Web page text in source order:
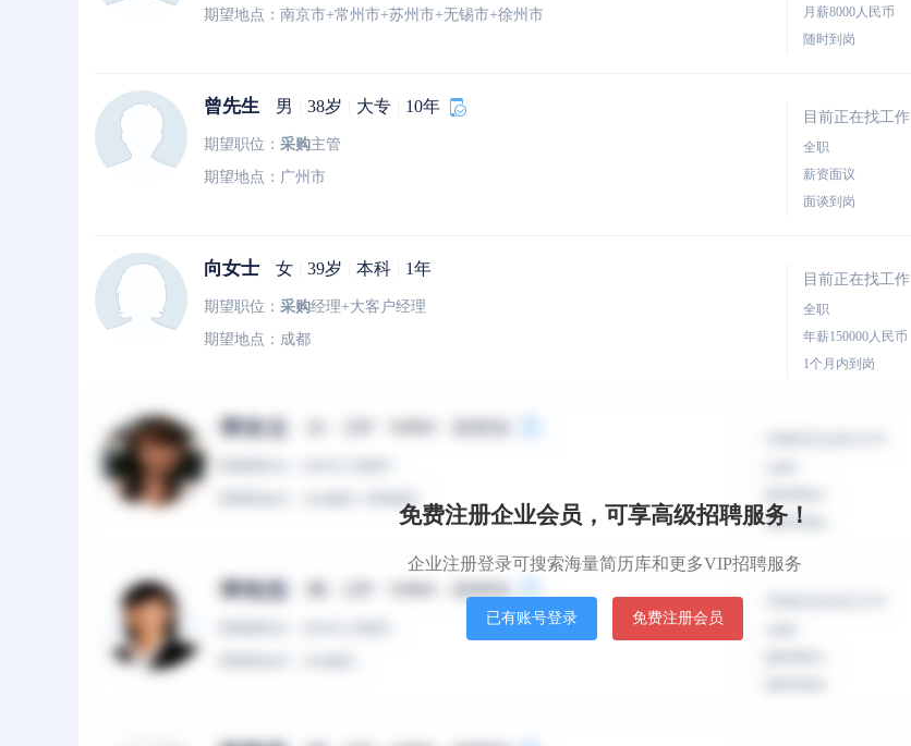
期望地点：南京市+常州市+苏州市+无锡市+徐州市
月薪8000人民币
随时到岗
曾先生 男 38岁 大专 10年
期望职位： 采购主管
期望地点：广州市
目前正在找工作
全职
薪资面议
面谈到岗
向女士 女 39岁 本科 1年
期望职位： 采购经理+大客户经理
期望地点：成都
目前正在找工作
全职
年薪150000人民币
1个月内到岗
冀女士
期望地点：黄浦区+徐汇区+长宁区+静安区+普陀区
黄先生
免费注册企业会员，可享高级招聘服务！
企业注册登录可搜索海量简历库和更多VIP招聘服务
已有账号登录 免费注册会员